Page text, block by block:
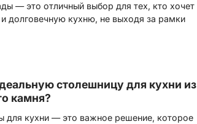
— это отличный выбор для тех, кто хочет
долговечную кухню, не выходя за рамки
столешницу для кухни из
камня?
для кухни — это важное решение, которое